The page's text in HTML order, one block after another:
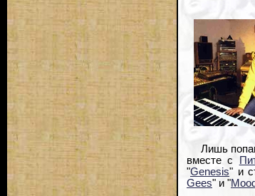
Лишь
вместе с
"Genesis" и
Gees" и "